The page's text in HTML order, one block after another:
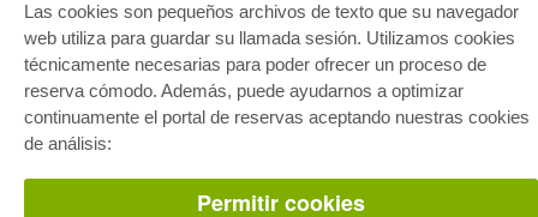
Las cookies son pequeños archivos de texto que su navegador
web utiliza para guardar su llamada sesión. Utilizamos cookies
técnicamente necesarias para poder ofrecer un proceso de
reserva cómodo. Además, puede ayudarnos a optimizar
continuamente el portal de reservas aceptando nuestras cookies
de análisis:
Permitir cookies
E-COLLECTION
Paquete entero
Paquete de especialidades